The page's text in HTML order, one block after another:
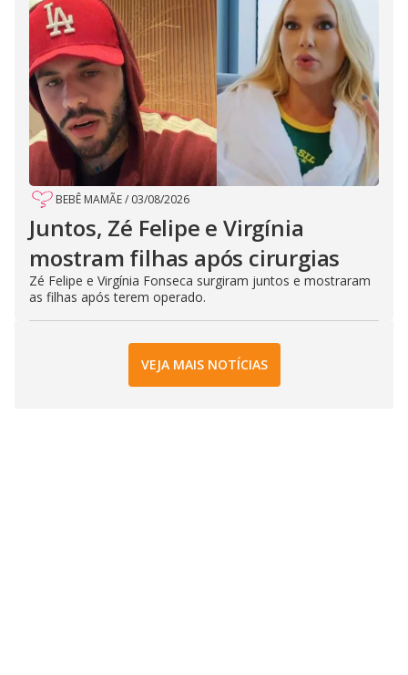
BEBÊ MAMÃE/ 03/08/2026
Juntos, Zé Felipe e Virgínia
mostram filhas após cirurgias
Zé Felipe e Virgínia Fonseca surgiram juntos e mostraram
as filhas após terem operado.
VEJA MAIS NOTÍCIAS